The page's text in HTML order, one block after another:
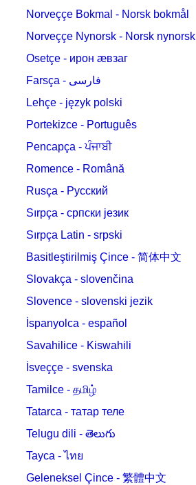
Norveççe Bokmal - Norsk bokmål
Norveççe Nynorsk - Norsk nynorsk
Osetçe - ирон æвзаг
Farsça - فارسی
Lehçe - język polski
Portekizce - Português
Pencapça - ਪੰਜਾਬੀ
Romence - Română
Rusça - Русский
Sırpça - српски језик
Sırpça Latin - srpski
Basitleştirilmiş Çince - 简体中文
Slovakça - slovenčina
Slovence - slovenski jezik
İspanyolca - español
Savahilice - Kiswahili
İsveççe - svenska
Tamilce - தமிழ்
Tatarca - татар теле
Telugu dili - తెలుగు
Tayca - ไทย
Geleneksel Çince - 繁體中文